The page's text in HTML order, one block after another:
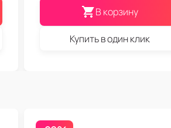
В корзину
Купить в один клик